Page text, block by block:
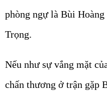
phòng ngự là Bùi
Trọng.
Nếu như sự vắng mặt
chấn thương ở trận gặp